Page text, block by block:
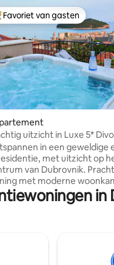
van 5 uit 5, 334
van gasten
Favoriet van gasten
uitzicht in Luxe 5*
in een geweldige
met uitzicht op
van Dubrovnik.
met moderne
uitgeruste keuken en
slaapkamers en drie
Gemakkelijk
wonen en de vakantie
in